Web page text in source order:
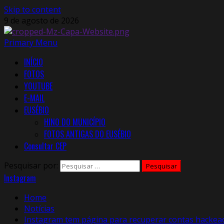
Skip to content
9 de agosto de 2026
Primary Menu
INÍCIO
FOTOS
YOUTUBE
E-MAIL
EUSÉBIO
HINO DO MUNICÍPIO
FOTOS ANTIGAS DO EUSÉBIO
Consultar CEP
Pesquisar por:
Instagram
Home
Notícias
Instagram tem página para recuperar contas